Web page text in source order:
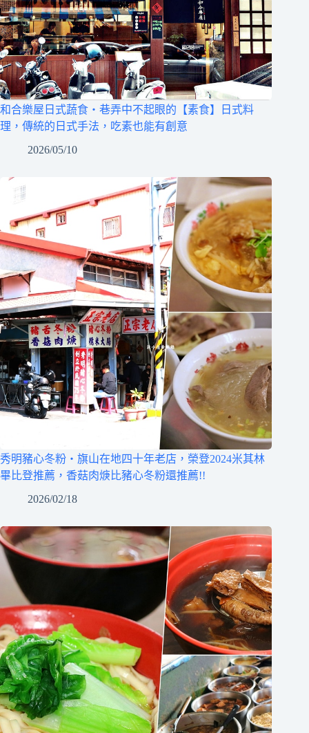
和合樂屋日式蔬食‧巷弄中不起眼的【素食】日式料
理，傳統的日式手法，吃素也能有創意
2026/05/10
秀明豬心冬粉‧旗山在地四十年老店，榮登2024米其林
畢比登推薦，香菇肉焿比豬心冬粉還推薦!!
2026/02/18